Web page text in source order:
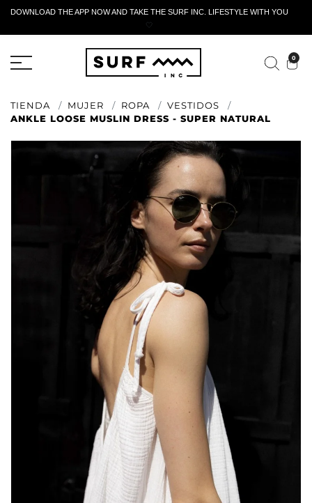
DOWNLOAD THE APP NOW AND TAKE THE SURF INC. LIFESTYLE WITH YOU
🤍
0
TIENDA MUJER ROPA
VESTIDOS
ANKLE LOOSE MUSLIN DRESS - SUPER NATURAL
FORMULARIO DE RETORNO ACTIVO